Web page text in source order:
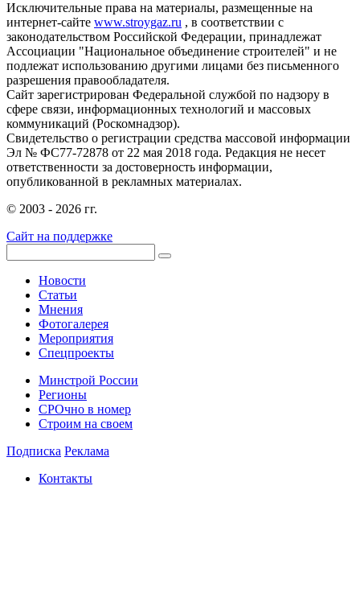
Исключительные права на материалы, размещенные на
интернет-сайте www.stroygaz.ru , в соответствии с
законодательством Российской Федерации, принадлежат
Ассоциации "Национальное объединение строителей" и не
подлежат использованию другими лицами без письменного
разрешения правообладателя.
Сайт зарегистрирован Федеральной службой по надзору в
сфере связи, информационных технологий и массовых
коммуникаций (Роскомнадзор).
Свидетельство о регистрации средства массовой информации
Эл № ФС77-72878 от 22 мая 2018 года. Редакция не несет
ответственности за достоверность информации,
опубликованной в рекламных материалах.
© 2003 - 2026 гг.
Сайт на поддержке
Новости
Статьи
Мнения
Фотогалерея
Мероприятия
Спецпроекты
Минстрой России
Регионы
СРОчно в номер
Строим на своем
Подписка Реклама
Контакты